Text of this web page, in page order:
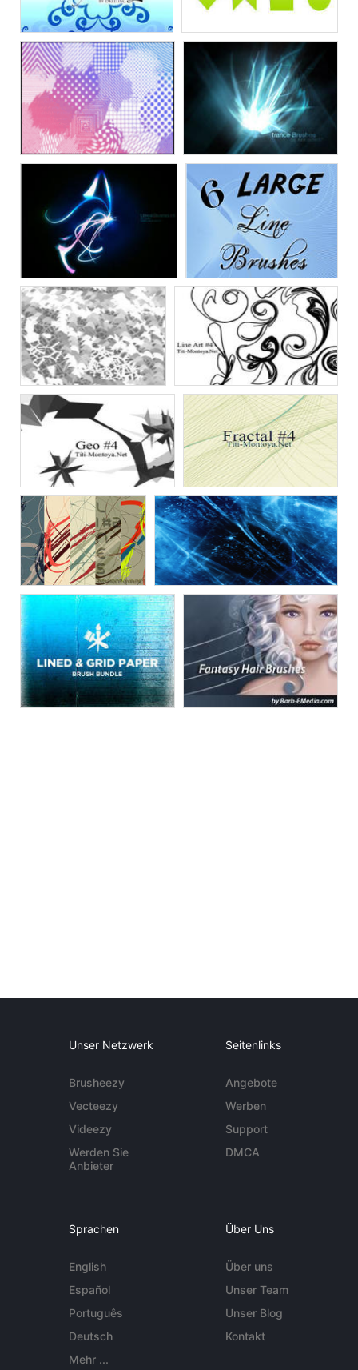
Unser Netzwerk
Brusheezy
Vecteezy
Videezy
Werden Sie
Anbieter
Seitenlinks
Angebote
Werben
Support
DMCA
Sprachen
English
Español
Português
Deutsch
Mehr ...
Über Uns
Über uns
Unser Team
Unser Blog
Kontakt